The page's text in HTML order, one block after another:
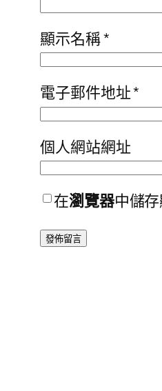
顯示名稱*
電子郵件地址*
個人網站網址
在瀏覽器中儲